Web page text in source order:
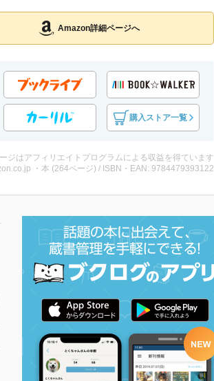
Amazon詳細ページへ
購入ストア一覧
ジはアフィリエイトプログラムによる収益を得ています
・本 (264ページ) / ISBN・EAN: 9784479393122